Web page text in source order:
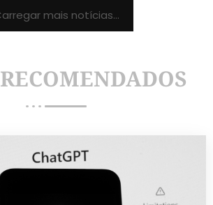
Carregar mais notícias...
RECOMENDADOS